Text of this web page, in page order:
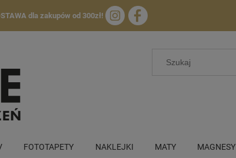
dla zakupów od 300zł!
FOTOTAPETY NAKLEJKI MATY MAGNESY